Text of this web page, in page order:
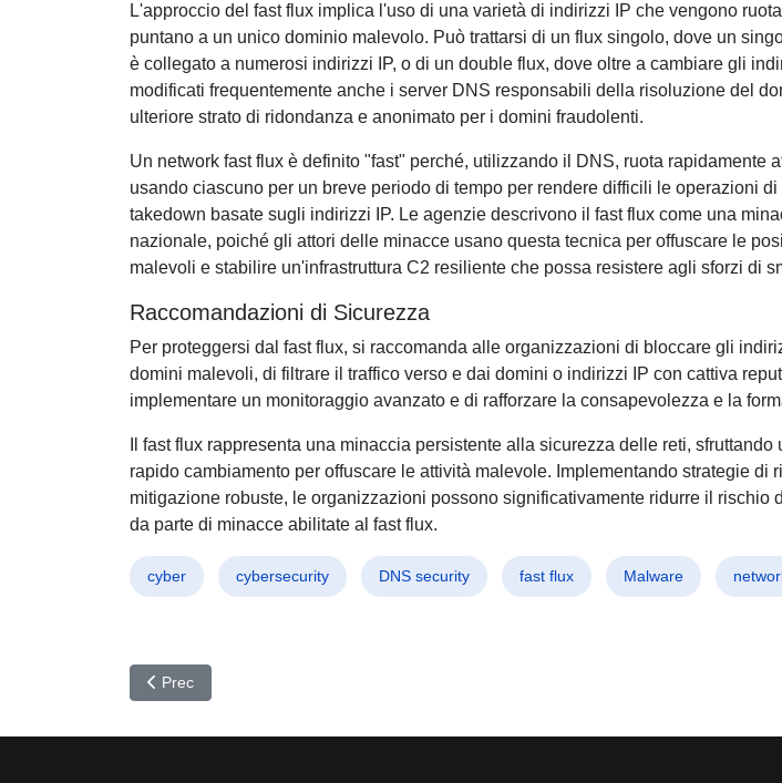
L'approccio del fast flux implica l'uso di una varietà di indirizzi IP che vengono
puntano a un unico dominio malevolo. Può trattarsi di un flux singolo, dove un
è collegato a numerosi indirizzi IP, o di un double flux, dove oltre a cambiare gli
modificati frequentemente anche i server DNS responsabili della risoluzione del
ulteriore strato di ridondanza e anonimato per i domini fraudolenti.
Un network fast flux è definito "fast" perché, utilizzando il DNS, ruota rapidamente
usando ciascuno per un breve periodo di tempo per rendere difficili le operazioni
takedown basate sugli indirizzi IP. Le agenzie descrivono il fast flux come una
nazionale, poiché gli attori delle minacce usano questa tecnica per offuscare le
malevoli e stabilire un'infrastruttura C2 resiliente che possa resistere agli sforzi di
Raccomandazioni di Sicurezza
Per proteggersi dal fast flux, si raccomanda alle organizzazioni di bloccare gli
domini malevoli, di filtrare il traffico verso e dai domini o indirizzi IP con cattiva
implementare un monitoraggio avanzato e di rafforzare la consapevolezza e la
Il fast flux rappresenta una minaccia persistente alla sicurezza delle reti, sfruttando
rapido cambiamento per offuscare le attività malevole. Implementando strategie di
mitigazione robuste, le organizzazioni possono significativamente ridurre il rischio
da parte di minacce abilitate al fast flux.
cyber cybersecurity DNS security fast flux Malware
Articolo precedente: PoisonSeed: L'attacco invisibile che svuota i portafogli digitali tramite
Prec